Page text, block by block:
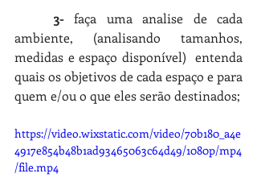
3- faça uma analise de cada
ambiente, (analisando tamanhos,
medidas e espaço disponível)  entenda
quais os objetivos de cada espaço e para
quem e/ou o que eles serão destinados;
https://video.wixstatic.com/video/70b180_a4e
4917e854b48b1ad93465063c64d49/1080p/mp4
/file.mp4